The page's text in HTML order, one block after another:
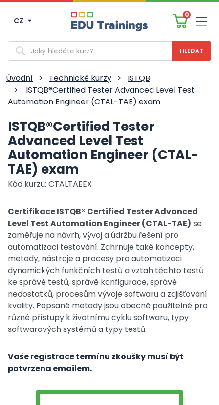
CZ
0
Vyhledávání
Úvodní > Technické kurzy >
ISTQB
>
ISTQB®Certified Tester Advanced Level Test
Automation Engineer (CTAL-TAE) exam
ISTQB®Certified Tester
Advanced Level Test
Automation Engineer (CTAL-
TAE) exam
Kód kurzu: CTALTAEEX
Certifikace ISTQB® Certified Tester Advanced
Level Test Automation Engineer (CTAL-TAE) se
zaměřuje na návrh, vývoj a údržbu řešení pro
automatizaci testování. Zahrnuje také koncepty,
metody, nástroje a procesy pro automatizaci
dynamických funkčních testů a vztah těchto testů
ke správě testů, správě konfigurace, správě
nedostatků, procesům vývoje softwaru a zajišťování
kvality. Popsané metody jsou obecně použitelné pro
různé přístupy k životnímu cyklu softwaru, typy
softwarových systémů a typy testů.
Vaše registrace termínu zkoušky musí být
potvrzena emailem.